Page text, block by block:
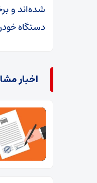
دستگاه
اخبار